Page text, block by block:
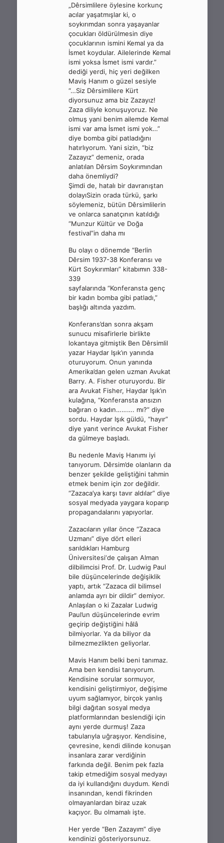
„Dêrsimlilere öylesine korkunç
acılar yaşatmışlar ki, o
soykırımdan sonra yaşayanlar
çocukları öldürülmesin diye
çocuklarının ismini Kemal ya da
İsmet koydular. Ailelerinde Kemal
ismi yoksa İsmet ismi vardır.”
dediği yerdi, hiç yeri değilken
Maviş Hanım o güzel sesiyle
“…Siz Dêrsimlilere Kürt
diyorsunuz ama biz Zazayız!
Zaza diliyle konuşuyoruz. Ne
olmuş yani benim ailemde Kemal
ismi var ama İsmet ismi yok…”
diye bomba gibi patladığını
hatırlıyorum. Yani sizin, “biz
Zazayız” demeniz, orada
anlatılan Dêrsim Soykırımından
daha önemliydi?
Şimdi de, hatalı bir davranıştan
dolayıSizin orada türkü, şarkı
söylemeniz, bütün Dêrsimlilerin
ve onlarca sanatçının katıldığı
“Munzur Kültür ve Doğa
festival”in daha mı
Bu olayı o dönemde “Berlin
Dêrsim 1937-38 Konferansı ve
Kürt Soykırımları” kitabımın 338-
339
sayfalarında “Konferansta genç
bir kadın bomba gibi patladı,”
başlığı altında yazdım.
Konferans’dan sonra akşam
sunucu misafirlerle birlikte
lokantaya gitmiştik Ben Dêrsimlil
yazar Haydar Işık’ın yanında
oturuyorum. Onun yanında
Amerika’dan gelen uzman Avukat
Barry. A. Fisher oturuyordu. Bir
ara Avukat Fisher, Haydar Işık’ın
kulağına, “Konferansta ansızın
bağıran o kadın………. mı?” diye
sordu. Haydar Işık güldü, “hayır”
diye yanıt verince Avukat Fisher
da gülmeye başladı.
Bu nedenle Maviş Hanımı iyi
tanıyorum. Dêrsim’de olanların da
benzer şekilde geliştiğini tahmin
etmek benim için zor değildir.
“Zazaca’ya karşı tavır aldılar” diye
sosyal medyada yaygara koparıp
propagandalarını yapıyorlar.
Zazacıların yıllar önce “Zazaca
Uzmanı” diye dört elleri
sarıldıkları Hamburg
Üniversitesi‘de çalışan Alman
dilbilimcisi Prof. Dr. Ludwig Paul
bile düşüncelerinde değişiklik
yaptı, artık “Zazaca dil bilimsel
anlamda ayrı bir dildir” demiyor.
Anlaşılan o ki Zazalar Ludwig
Paul’un düşüncelerinde evrim
geçirip değiştiğini hâlâ
bilmiyorlar. Ya da biliyor da
bilmezmezlikten geliyorlar.
Mavis Hanım belki beni tanımaz.
Ama ben kendisi tanıyorum.
Kendisine sorular sormuyor,
kendisini geliştirmiyor, değişime
uyum sağlamıyor, birçok yanlış
bilgi dağıtan sosyal medya
platformlarından beslendiği için
aynı yerde durmuş! Zaza
tabularıyla uğraşıyor. Kendisine,
çevresine, kendi dilinde konuşan
insanlara zarar verdiğinin
farkında değil. Benim pek fazla
takip etmediğim sosyal medyayı
da iyi kullandığını duydum. Kendi
insanından, kendi fikrinden
olmayanlardan biraz uzak
kaçıyor. Bu olmamalı işte.
Her yerde “Ben Zazayım” diye
kendinizi gösteriyorsunuz.